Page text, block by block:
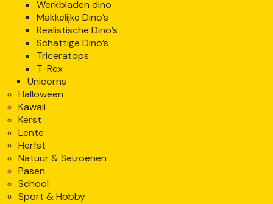
Werkbladen dino
Makkelijke Dino’s
Realistische Dino’s
Schattige Dino’s
Triceratops
T-Rex
Unicorns
Halloween
Kawaii
Kerst
Lente
Herfst
Natuur & Seizoenen
Pasen
School
Sport & Hobby